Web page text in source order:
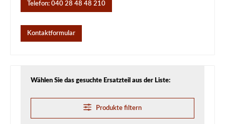
Telefon: 040 28 48 48 210
Kontaktformular
Wählen Sie das gesuchte Ersatzteil aus der Liste:
Produkte filtern